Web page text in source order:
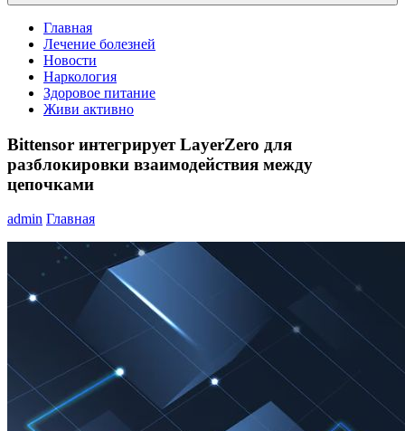
Главная
Лечение болезней
Новости
Наркология
Здоровое питание
Живи активно
Bittensor интегрирует LayerZero для
разблокировки взаимодействия между
цепочками
admin Главная